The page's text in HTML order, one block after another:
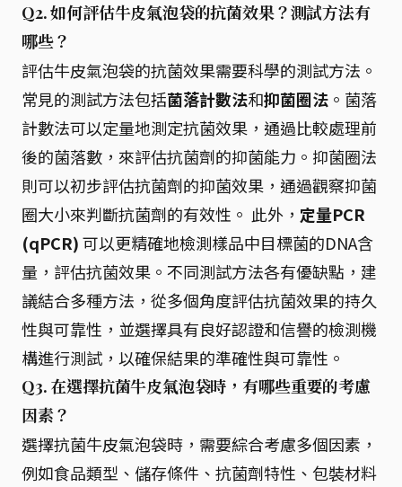
Q2. 如何評估牛皮氣泡袋的抗菌效果？測試方法有
哪些？
評估牛皮氣泡袋的抗菌效果需要科學的測試方法。
常見的測試方法包括菌落計數法和抑菌圈法 。菌落
計數法可以定量地測定抗菌效果，通過比較處理前
後的菌落數，來評估抗菌劑的抑菌能力。抑菌圈法
則可以初步評估抗菌劑的抑菌效果，通過觀察抑菌
圈大小來判斷抗菌劑的有效性。 此外， 定量PCR
(qPCR)可以更精確地檢測樣品中目標菌的DNA含
量，評估抗菌效果。不同測試方法各有優缺點，建
議結合多種方法，從多個角度評估抗菌效果的持久
性與可靠性，並選擇具有良好認證和信譽的檢測機
構進行測試，以確保結果的準確性與可靠性。
Q3. 在選擇抗菌牛皮氣泡袋時，有哪些重要的考慮
因素？
選擇抗菌牛皮氣泡袋時，需要綜合考慮多個因素，
例如食品類型、儲存條件、抗菌劑特性、包裝材料